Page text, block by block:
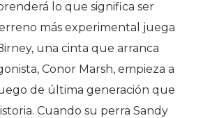
lo que significa ser
más experimental juega
una cinta que arranca
Conor Marsh, empieza a
de última generación que
Cuando su perra Sandy